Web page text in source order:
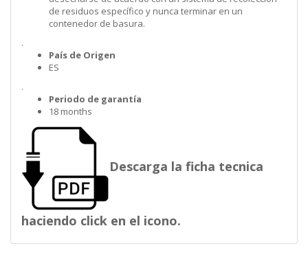
de residuos específico y nunca terminar en un
contenedor de basura.
.
País de Origen
ES
.
Periodo de garantía
18 months
Descarga la ficha tecnica
haciendo click en el icono.